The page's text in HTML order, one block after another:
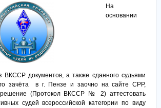
На
основании
ВКССР документов, а также сданного судьями
зачёта в г. Пензе и заочно на сайте СРР,
(Протокол ВКССР № 2) аттестовать
судей всероссийской категории по виду